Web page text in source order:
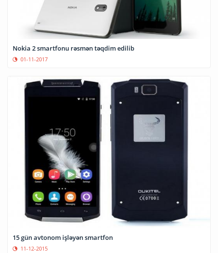
Nokia 2 smartfonu rəsmən təqdim edilib
01-11-2017
15 gün avtonom işləyən smartfon
11-12-2015